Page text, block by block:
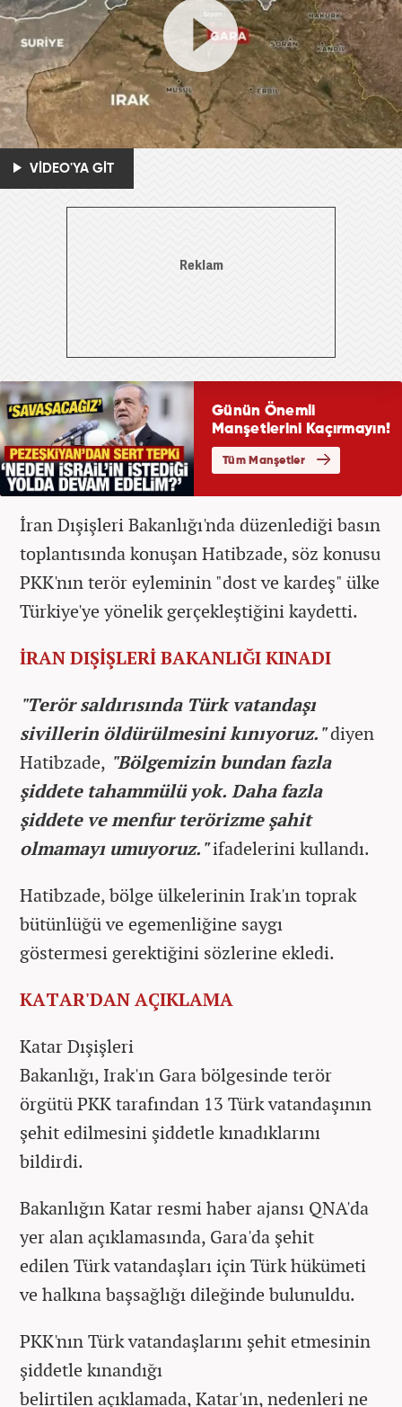
VİDEO'YA GİT
İran Dışişleri Bakanlığı'nda düzenlediği basın
toplantısında konuşan Hatibzade, söz konusu
PKK'nın terör eyleminin "dost ve kardeş" ülke
Türkiye'ye yönelik gerçekleştiğini kaydetti.
İRAN DIŞİŞLERİ BAKANLIĞI KINADI
"Terör saldırısında Türk vatandaşı
sivillerin öldürülmesini kınıyoruz."diyen
Hatibzade, "Bölgemizin bundan fazla
şiddete tahammülü yok. Daha fazla
şiddete ve menfur terörizme şahit
olmamayı umuyoruz."ifadelerini kullandı.
Hatibzade, bölge ülkelerinin Irak'ın toprak
bütünlüğü ve egemenliğine saygı
göstermesi gerektiğini sözlerine ekledi.
KATAR'DAN AÇIKLAMA
Katar Dışişleri
Bakanlığı, Irak'ın Gara bölgesinde terör
örgütü PKK tarafından 13 Türk vatandaşının
şehit edilmesini şiddetle kınadıklarını
bildirdi.
Bakanlığın Katar resmi haber ajansı QNA'da
yer alan açıklamasında, Gara'da şehit
edilen Türk vatandaşları için Türk hükümeti
ve halkına başsağlığı dileğinde bulunuldu.
PKK'nın Türk vatandaşlarını şehit etmesinin
şiddetle kınandığı
belirtilen açıklamada, Katar'ın, nedenleri ne